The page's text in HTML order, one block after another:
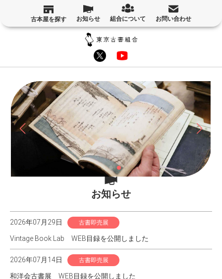
古本屋を探す お知らせ 組合について お問い合わせ
お知らせ
2026年07月29日 古書即売展
Vintage Book Lab WEB目録を公開しました
2026年07月14日 古書即売展
和洋会古書展 WEB目録を公開しました